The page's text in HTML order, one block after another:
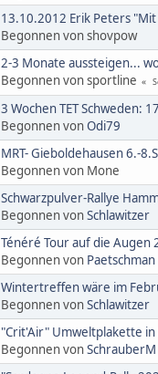
13.10.2012 Erik Peters
Begonnen von shovpow
2-3 Monate aussteigen...
Begonnen von sportline
3 Wochen TET Schweden:
Begonnen vonOdi79
MRT- Gieboldehausen 6.-
Begonnen von Mone
Schwarzpulver-Rallye
Begonnen vonSchlawitzer
Ténéré Tour auf die Augen
Begonnen von Paetschman
Wintertreffen wäre im
Begonnen vonSchlawitzer
"Crit'Air" Umweltplakette
Begonnen vonSchrauberM